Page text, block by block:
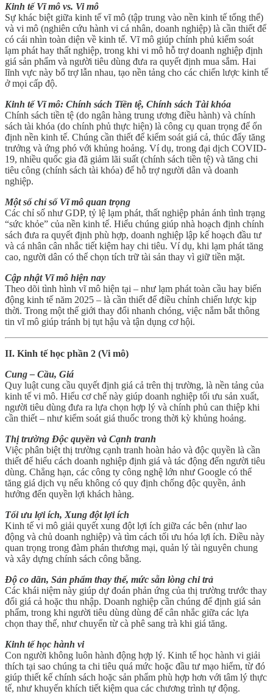
Kinh tế Vĩ mô vs. Vi mô
Sự khác biệt giữa kinh tế vĩ mô (tập trung vào nền kinh tế tổng thể)
và vi mô (nghiên cứu hành vi cá nhân, doanh nghiệp) là cần thiết để
có cái nhìn toàn diện về kinh tế. Vĩ mô giúp chính phủ kiểm soát
lạm phát hay thất nghiệp, trong khi vi mô hỗ trợ doanh nghiệp định
giá sản phẩm và người tiêu dùng đưa ra quyết định mua sắm. Hai
lĩnh vực này bổ trợ lẫn nhau, tạo nền tảng cho các chiến lược kinh tế
ở mọi cấp độ.
Kinh tế Vĩ mô: Chính sách Tiền tệ, Chính sách Tài khóa
Chính sách tiền tệ (do ngân hàng trung ương điều hành) và chính
sách tài khóa (do chính phủ thực hiện) là công cụ quan trọng để ổn
định nền kinh tế. Chúng cần thiết để kiểm soát giá cả, thúc đẩy tăng
trưởng và ứng phó với khủng hoảng. Ví dụ, trong đại dịch COVID-
19, nhiều quốc gia đã giảm lãi suất (chính sách tiền tệ) và tăng chi
tiêu công (chính sách tài khóa) để hỗ trợ người dân và doanh
nghiệp.
Một số chỉ số Vĩ mô quan trọng
Các chỉ số như GDP, tỷ lệ lạm phát, thất nghiệp phản ánh tình trạng
“sức khỏe” của nền kinh tế. Hiểu chúng giúp nhà hoạch định chính
sách đưa ra quyết định phù hợp, doanh nghiệp lập kế hoạch đầu tư
và cá nhân cân nhắc tiết kiệm hay chi tiêu. Ví dụ, khi lạm phát tăng
cao, người dân có thể chọn tích trữ tài sản thay vì giữ tiền mặt.
Cập nhật Vĩ mô hiện nay
Theo dõi tình hình vĩ mô hiện tại – như lạm phát toàn cầu hay biến
động kinh tế năm 2025 – là cần thiết để điều chỉnh chiến lược kịp
thời. Trong một thế giới thay đổi nhanh chóng, việc nắm bắt thông
tin vĩ mô giúp tránh bị tụt hậu và tận dụng cơ hội.
II. Kinh tế học phần 2 (Vi mô)
Cung – Cầu, Giá
Quy luật cung cầu quyết định giá cả trên thị trường, là nền tảng của
kinh tế vi mô. Hiểu cơ chế này giúp doanh nghiệp tối ưu sản xuất,
người tiêu dùng đưa ra lựa chọn hợp lý và chính phủ can thiệp khi
cần thiết – như kiểm soát giá thuốc trong thời kỳ khủng hoảng.
Thị trường Độc quyền và Cạnh tranh
Việc phân biệt thị trường cạnh tranh hoàn hảo và độc quyền là cần
thiết để hiểu cách doanh nghiệp định giá và tác động đến người tiêu
dùng. Chẳng hạn, các công ty công nghệ lớn như Google có thể
tăng giá dịch vụ nếu không có quy định chống độc quyền, ảnh
hưởng đến quyền lợi khách hàng.
Tối ưu lợi ích, Xung đột lợi ích
Kinh tế vi mô giải quyết xung đột lợi ích giữa các bên (như lao
động và chủ doanh nghiệp) và tìm cách tối ưu hóa lợi ích. Điều này
quan trọng trong đàm phán thương mại, quản lý tài nguyên chung
và xây dựng chính sách công bằng.
Độ co dãn, Sản phẩm thay thế, mức sẵn lòng chi trả
Các khái niệm này giúp dự đoán phản ứng của thị trường trước thay
đổi giá cả hoặc thu nhập. Doanh nghiệp cần chúng để định giá sản
phẩm, trong khi người tiêu dùng dùng để cân nhắc giữa các lựa
chọn thay thế, như chuyển từ cà phê sang trà khi giá tăng.
Kinh tế học hành vi
Con người không luôn hành động hợp lý. Kinh tế học hành vi giải
thích tại sao chúng ta chi tiêu quá mức hoặc đầu tư mạo hiểm, từ đó
giúp thiết kế chính sách hoặc sản phẩm phù hợp hơn với tâm lý thực
tế, như khuyến khích tiết kiệm qua các chương trình tự động.